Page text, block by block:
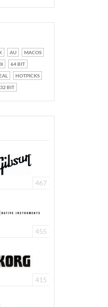
AU
MACOS
64 BIT
HOTPICKS
32 BIT
467
455
415